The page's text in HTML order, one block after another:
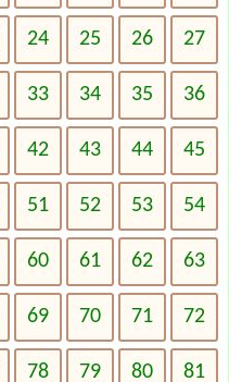
24 25 26 27
33 34 35 36
42 43 44 45
51 52 53 54
60 61 62 63
69 70 71 72
78 79 80 81